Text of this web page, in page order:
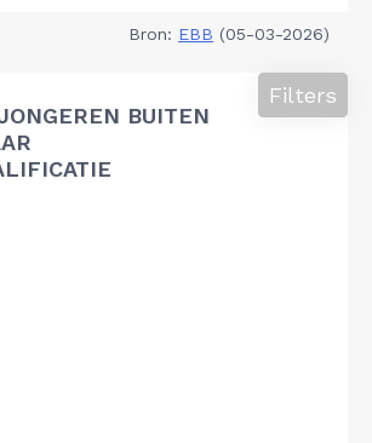
Bron: EBB (05-03-2026)
BUITEN
Filters